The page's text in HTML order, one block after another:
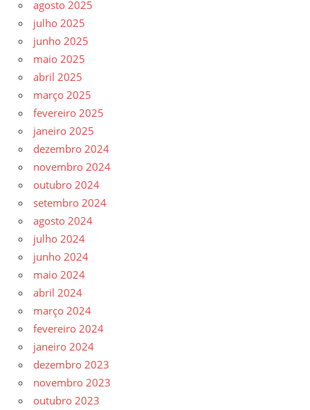
agosto 2025
julho 2025
junho 2025
maio 2025
abril 2025
março 2025
fevereiro 2025
janeiro 2025
dezembro 2024
novembro 2024
outubro 2024
setembro 2024
agosto 2024
julho 2024
junho 2024
maio 2024
abril 2024
março 2024
fevereiro 2024
janeiro 2024
dezembro 2023
novembro 2023
outubro 2023